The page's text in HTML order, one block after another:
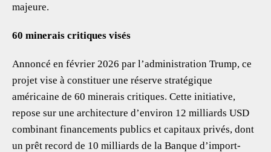
majeure.
60 minerais critiques visés
Annoncé en février 2026 par l’administration Trump, ce
projet vise à constituer une réserve stratégique
américaine de 60 minerais critiques. Cette initiative,
repose sur une architecture d’environ 12 milliards USD
combinant financements publics et capitaux privés, dont
un prêt record de 10 milliards de la Banque d’import-